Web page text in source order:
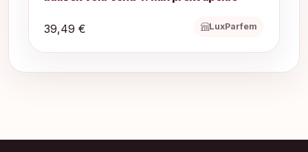
39,49 € LuxParfem